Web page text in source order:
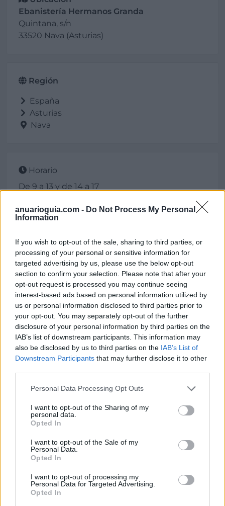
anuarioguia.com - Do Not Process My Personal
Information
If you wish to opt-out of the sale, sharing to third parties, or
processing of your personal or sensitive information for
targeted advertising by us, please use the below opt-out
section to confirm your selection. Please note that after your
opt-out request is processed you may continue seeing
interest-based ads based on personal information utilized by
us or personal information disclosed to third parties prior to
your opt-out. You may separately opt-out of the further
disclosure of your personal information by third parties on the
IAB’s list of downstream participants. This information may
also be disclosed by us to third parties on the IAB’s List of
Downstream Participants that may further disclose it to other
Personal Data Processing Opt Outs
I want to opt-out of the Sharing of my
personal data.
Opted In
I want to opt-out of the Sale of my
Personal Data.
Opted In
I want to opt-out of processing my
Personal Data for Targeted Advertising.
Opted In
Ebanistería Hermanos Granda
Quintana, s/n
33520 Nava (Asturias)
Región
España
Asturias
Nava
Horario
De 9 a 13 y de 14 a 17
Dirección
Quintana, s/n
33520 Nava (Asturias)
Teléfono
985 717363
985 717363
Gerente:
CIF: